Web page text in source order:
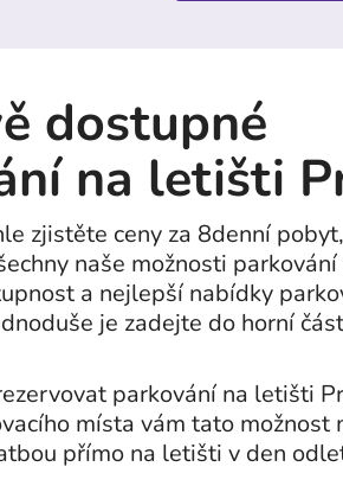
dostupné
na letišti
zjistěte ceny za 8denní
naše možnosti
a nejlepší nabídky
je zadejte do horní
parkování na letišti
místa vám tato možnost
přímo na letišti v den